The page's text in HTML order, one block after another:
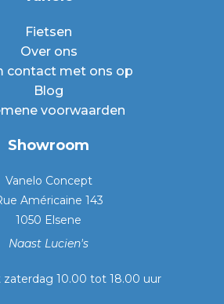
Fietsen
Over ons
contact met ons op
Blog
voorwaarden
Showroom
Vanelo Concept
Américaine 143
1050 Elsene
Naast Lucien's
zaterdag 10.00 tot 18.00 uur